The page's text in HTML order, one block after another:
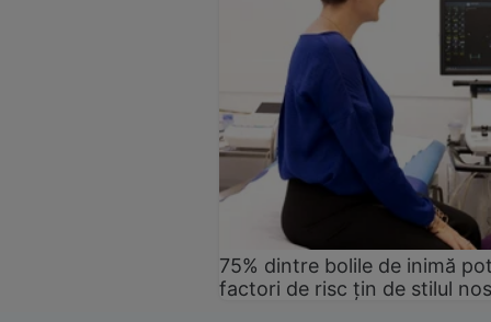
75% dintre bolile de inimă
factori de risc țin de stilul